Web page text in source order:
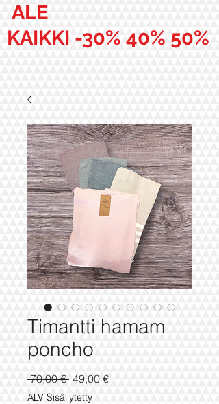
ALE
KAIKKI -30% 40% 50%
Timantti hamam
poncho
70,00 € Normaali
hinta
49,00 €Alehinta
ALV Sisällytetty